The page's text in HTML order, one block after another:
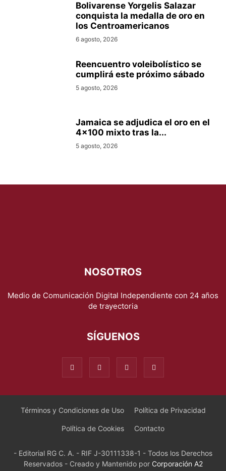
Bolivarense Yorgelis Salazar
conquista la medalla de oro en
los Centroamericanos
6 agosto, 2026
Reencuentro voleibolístico se
cumplirá este próximo sábado
5 agosto, 2026
Jamaica se adjudica el oro en el
4×100 mixto tras la...
5 agosto, 2026
NOSOTROS
Medio de Comunicación Digital Independiente con 24 años
de trayectoria
SÍGUENOS
Términos y Condiciones de Uso Política de Privacidad
Política de Cookies Contacto
- Editorial RG C. A. - RIF J-30111338-1 - Todos los Derechos
Reservados - Creado y Mantenido por Corporación A2